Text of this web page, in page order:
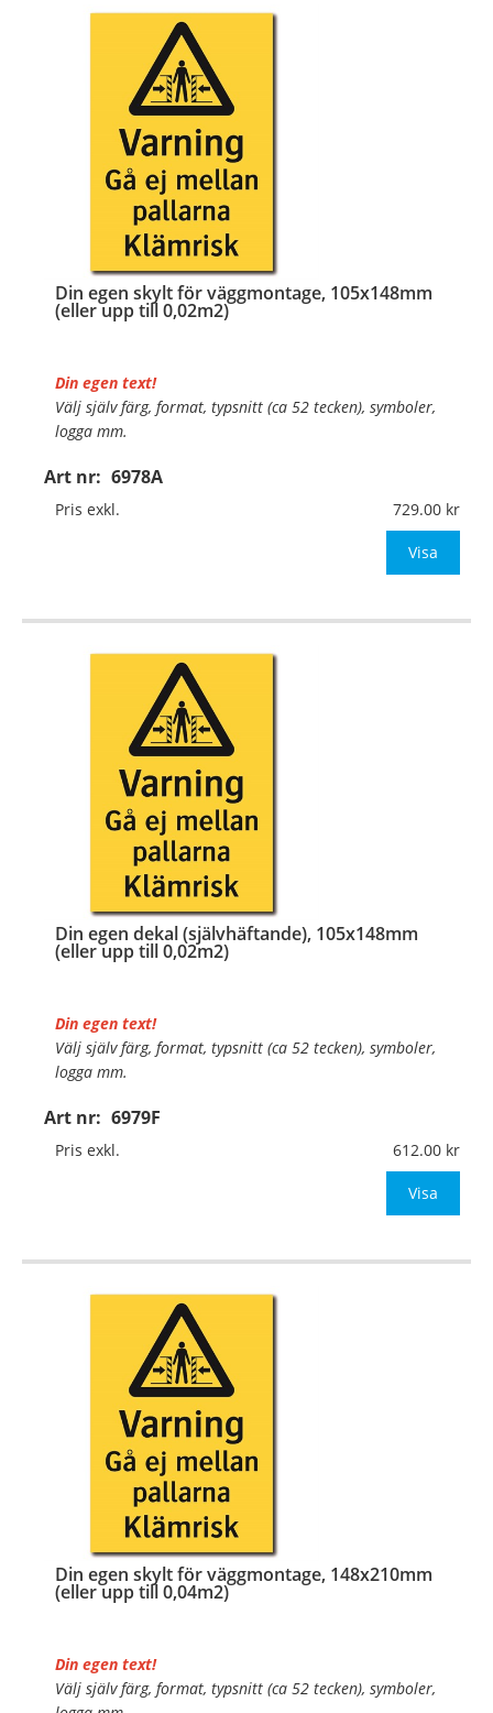
Din egen skylt för väggmontage, 105x148mm
(eller upp till 0,02m2)
Art nr: 6978A
Din egen text!
Välj själv färg, format, typsnitt (ca 52 tecken), symboler,
logga mm.
Material:Plan aluminium, 0,7mm (väggmontage)
Mått:105x148mm (eller annat mått upp till 0,02m²)
Pris exkl. 729.00
Visa
Din egen dekal (självhäftande), 105x148mm
(eller upp till 0,02m2)
Art nr: 6979F
Din egen text!
Välj själv färg, format, typsnitt (ca 52 tecken), symboler,
logga mm.
Material:Självhäftande folie
Mått:105x148mm (eller annat mått upp till 0,02m²)
Pris exkl. 612.00
Visa
Din egen skylt för väggmontage, 148x210mm
(eller upp till 0,04m2)
Din egen text!
Välj själv färg, format, typsnitt (ca 52 tecken), symboler,